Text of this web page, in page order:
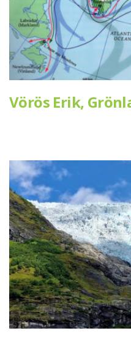
Vörös Erik,